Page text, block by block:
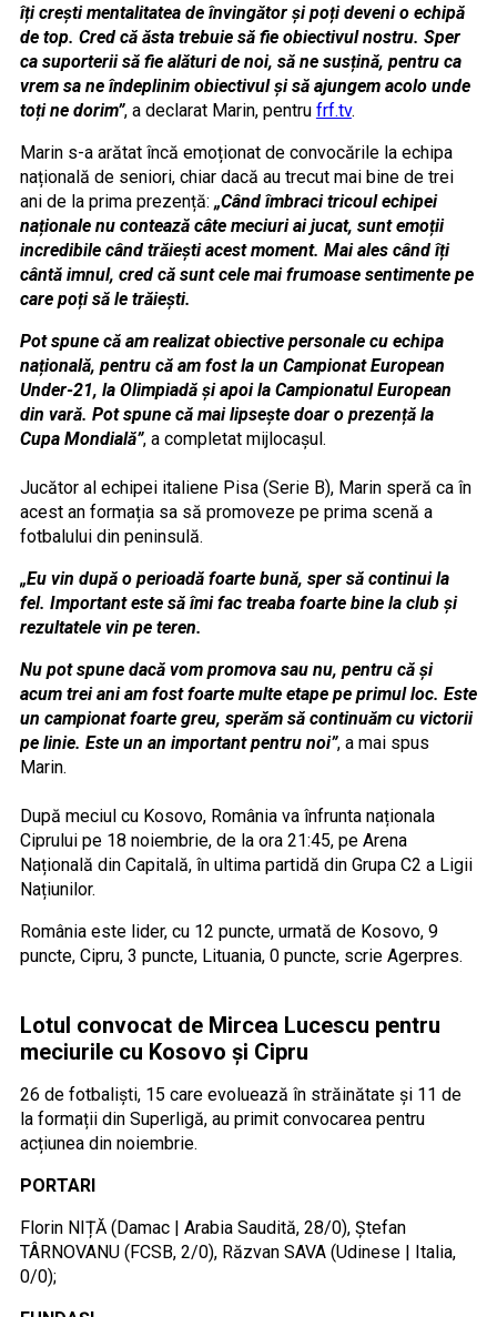
îți crești mentalitatea de învingător și poți deveni o echipă
de top. Cred că ăsta trebuie să fie obiectivul nostru. Sper
ca suporterii să fie alături de noi, să ne susțină, pentru ca
vrem sa ne îndeplinim obiectivul și să ajungem acolo unde
toți ne dorim”, a declarat Marin, pentru frf.tv.
Marin s-a arătat încă emoționat de convocările la echipa
națională de seniori, chiar dacă au trecut mai bine de trei
ani de la prima prezență: „Când îmbraci tricoul echipei
naționale nu contează câte meciuri ai jucat, sunt emoții
incredibile când trăiești acest moment. Mai ales când îți
cântă imnul, cred că sunt cele mai frumoase sentimente pe
care poți să le trăiești.
Pot spune că am realizat obiective personale cu echipa
națională, pentru că am fost la un Campionat European
Under-21, la Olimpiadă și apoi la Campionatul European
din vară. Pot spune că mailipsește doar o prezență la
Cupa Mondială”, a completat mijlocașul.
Jucător al echipei italiene Pisa (Serie B), Marin speră ca în
acest an formația sa să promoveze pe prima scenă a
fotbalului din peninsulă.
„Eu vin după o perioadă foarte bună, sper să continui la
fel. Important este să îmi fac treaba foarte bine la club și
rezultatele vin pe teren.
Nu pot spune dacă vom promova sau nu, pentru că și
acum trei ani am fost foarte multe etape pe primul loc. Este
un campionat foarte greu, sperăm să continuăm cu victorii
pe linie. Este un an important pentru noi”, a mai spus
Marin.
După meciul cu Kosovo, România va înfrunta naționala
Ciprului pe 18 noiembrie, de la ora 21:45, pe Arena
Națională din Capitală, în ultima partidă din Grupa C2 a Ligii
Națiunilor.
România este lider, cu 12 puncte, urmată de Kosovo, 9
puncte, Cipru, 3 puncte, Lituania, 0 puncte, scrie Agerpres.
Lotul convocat de Mircea Lucescu pentru
meciurile cu Kosovo și Cipru
26 de fotbaliști, 15 care evoluează în străinătate și 11 de
la formații din Superligă, au primit convocarea pentru
acțiunea din noiembrie.
PORTARI
Florin NIȚĂ (Damac | Arabia Saudită, 28/0), Ștefan
TÂRNOVANU (FCSB, 2/0), Răzvan SAVA (Udinese | Italia,
0/0);